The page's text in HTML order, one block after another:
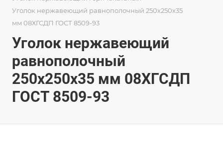
Уголок нержавеющий равнополочный 250х250х35
мм 08ХГСДП ГОСТ 8509-93
Уголок нержавеющий
равнополочный
250х250х35 мм 08ХГСДП
ГОСТ 8509-93